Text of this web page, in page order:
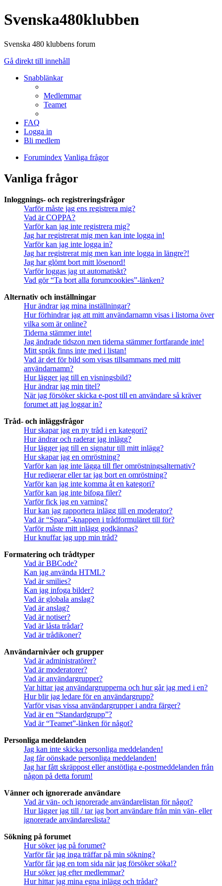
Svenska480klubben
Svenska 480 klubbens forum
Gå direkt till innehåll
Snabblänkar
Medlemmar
Teamet
FAQ
Logga in
Bli medlem
Forumindex Vanliga frågor
Vanliga frågor
Inloggnings- och registreringsfrågor
Varför måste jag ens registrera mig?
Vad är COPPA?
Varför kan jag inte registrera mig?
Jag har registrerat mig men kan inte logga in!
Varför kan jag inte logga in?
Jag har registrerat mig men kan inte logga in längre?!
Jag har glömt bort mitt lösenord!
Varför loggas jag ut automatiskt?
Vad gör “Ta bort alla forumcookies”-länken?
Alternativ och inställningar
Hur ändrar jag mina inställningar?
Hur förhindrar jag att mitt användarnamn visas i listorna över
vilka som är online?
Tiderna stämmer inte!
Jag ändrade tidszon men tiderna stämmer fortfarande inte!
Mitt språk finns inte med i listan!
Vad är det för bild som visas tillsammans med mitt
användarnamn?
Hur lägger jag till en visningsbild?
Hur ändrar jag min titel?
När jag försöker skicka e-post till en användare så kräver
forumet att jag loggar in?
Tråd- och inläggsfrågor
Hur skapar jag en ny tråd i en kategori?
Hur ändrar och raderar jag inlägg?
Hur lägger jag till en signatur till mitt inlägg?
Hur skapar jag en omröstning?
Varför kan jag inte lägga till fler omröstningsalternativ?
Hur redigerar eller tar jag bort en omröstning?
Varför kan jag inte komma åt en kategori?
Varför kan jag inte bifoga filer?
Varför fick jag en varning?
Hur kan jag rapportera inlägg till en moderator?
Vad är “Spara”-knappen i trådformuläret till för?
Varför måste mitt inlägg godkännas?
Hur knuffar jag upp min tråd?
Formatering och trådtyper
Vad är BBCode?
Kan jag använda HTML?
Vad är smilies?
Kan jag infoga bilder?
Vad är globala anslag?
Vad är anslag?
Vad är notiser?
Vad är låsta trådar?
Vad är trådikoner?
Användarnivåer och grupper
Vad är administratörer?
Vad är moderatorer?
Vad är användargrupper?
Var hittar jag användargrupperna och hur går jag med i en?
Hur blir jag ledare för en användargrupp?
Varför visas vissa användargrupper i andra färger?
Vad är en “Standardgrupp”?
Vad är “Teamet”-länken för något?
Personliga meddelanden
Jag kan inte skicka personliga meddelanden!
Jag får oönskade personliga meddelanden!
Jag har fått skräppost eller anstötliga e-postmeddelanden från
någon på detta forum!
Vänner och ignorerade användare
Vad är vän- och ignorerade användarelistan för något?
Hur lägger jag till / tar jag bort användare från min vän- eller
ignorerade användareslista?
Sökning på forumet
Hur söker jag på forumet?
Varför får jag inga träffar på min sökning?
Varför får jag en tom sida när jag försöker söka!?
Hur söker jag efter medlemmar?
Hur hittar jag mina egna inlägg och trådar?